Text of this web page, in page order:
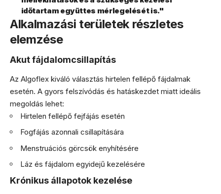
időtartam együttes mérlegelését is."
Alkalmazási területek részletes
elemzése
Akut fájdalomcsillapítás
Az Algoflex kiváló választás hirtelen fellépő fájdalmak
esetén. A gyors felszívódás és hatáskezdet miatt ideális
megoldás lehet:
Hirtelen fellépő fejfájás esetén
Fogfájás azonnali csillapítására
Menstruációs görcsök enyhítésére
Láz és fájdalom egyidejű kezelésére
Krónikus állapotok kezelése